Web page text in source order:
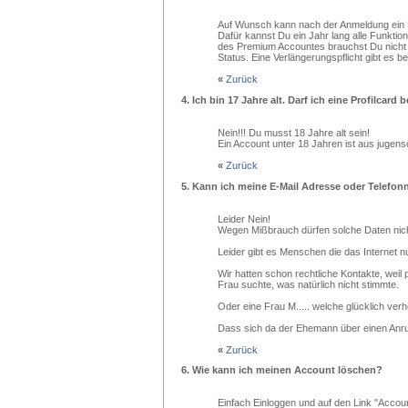
Auf Wunsch kann nach der Anmeldung
Dafür kannst Du ein Jahr lang alle
des Premium Accountes brauchst Du
Status. Eine Verlängerungspflicht gibt es
« Zurück
4. Ich bin 17 Jahre alt. Darf ich eine Profilcard
Nein!!! Du musst 18 Jahre alt sein!
Ein Account unter 18 Jahren ist aus
« Zurück
5. Kann ich meine E-Mail Adresse oder
Leider Nein!
Wegen Mißbrauch dürfen solche Daten
Leider gibt es Menschen die das Internet
Wir hatten schon rechtliche Kontakte, weil
Frau suchte, was natürlich nicht stimmte.
Oder eine Frau M..... welche glücklich
Dass sich da der Ehemann über einen
« Zurück
6. Wie kann ich meinen Account löschen?
Einfach Einloggen und auf den Link